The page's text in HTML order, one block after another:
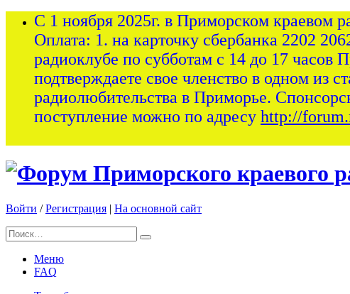
С 1 ноября 2025г. в Приморском краевом
Оплата: 1. на карточку сбербанка 2202
радиоклубе по субботам с 14 до 17 часов
подтверждаете свое членство в одном из
радиолюбительства в Приморье.
поступление можно по адресу http://
Войти /Регистрация | На основной сайт
Меню
FAQ